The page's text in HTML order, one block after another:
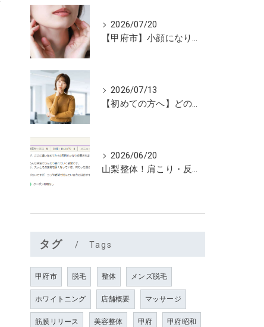
2026/07/20
【甲府市】小顔になりたいなら夏こそユルーフがおすすめ！たるみケアは早めが大切
2026/07/13
【初めての方へ】どのメニューを選べばいいのか迷っていませんか？
2026/06/20
山梨整体！肩こり・反り腰が3回で劇的改善…ゴリゴリ揉まない最新筋膜整体
タグ Tags
甲府市 脱毛 整体 メンズ脱毛
ホワイトニング 店舗概要 マッサージ
筋膜リリース 美容整体 甲府 甲府昭和